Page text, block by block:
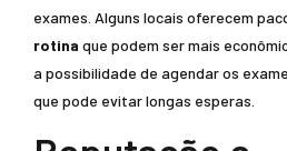
exames. Alguns locais oferecem
rotina que podem ser mais
a possibilidade de agendar os
que pode evitar longas esperas.